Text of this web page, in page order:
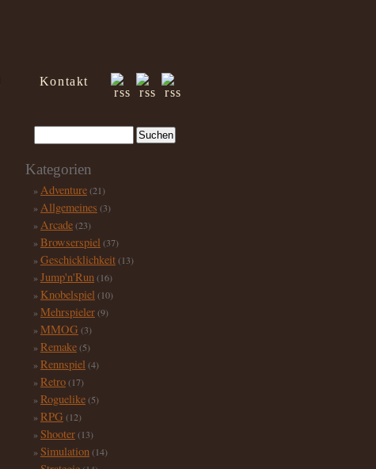
Kontakt
Kategorien
Adventure(21)
Allgemeines (3)
Arcade(23)
Browserspiel (37)
Geschicklichkeit(13)
Jump'n'Run(16)
Knobelspiel (10)
Mehrspieler(9)
MMOG (3)
Remake(5)
Rennspiel (4)
Retro(17)
Roguelike(5)
RPG (12)
Shooter(13)
Simulation(14)